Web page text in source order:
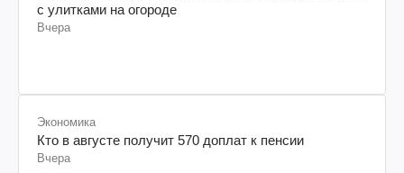
с улитками на огороде
Вчера
Экономика
Кто в августе получит 570 доплат к пенсии
Вчера